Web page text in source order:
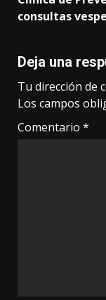
consultas
Deja una
Tu dirección de
Los campos
Comentario *